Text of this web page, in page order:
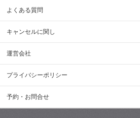
よくある質問
キャンセルに関し
運営会社
プライバシーポリシー
予約・お問合せ